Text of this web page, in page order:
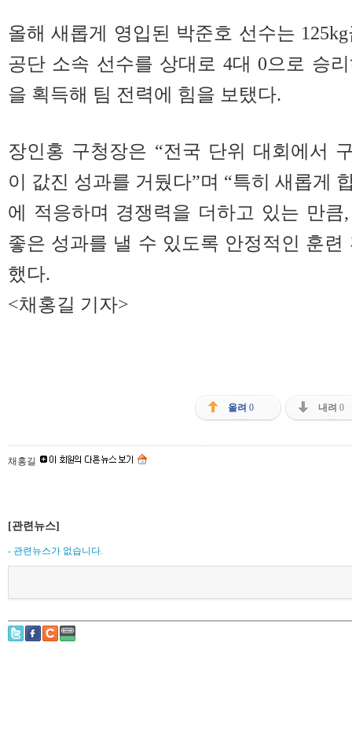
올해 새롭게 영입된 박준호 선수는
공단 소속 선수를 상대로 4대 0으로 승
을 획득해 팀 전력에 힘을 보탰다.
장인홍 구청장은 “전국 단위 대회에서
이 값진 성과를 거뒀다”며 “특히 새롭게
에 적응하며 경쟁력을 더하고 있는 만
좋은 성과를 낼 수 있도록 안정적인 훈련
했다.
<채홍길 기자>
올려 0 내려 0
채홍길
[관련뉴스]
- 관련뉴스가 없습니다.